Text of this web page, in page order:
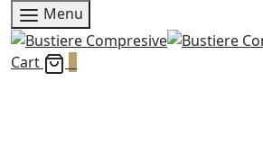
Menu
Cart